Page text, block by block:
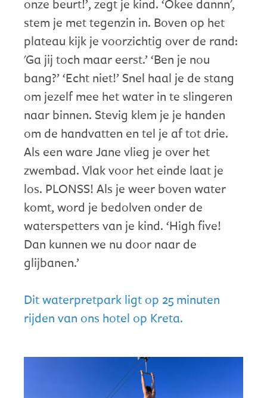
onze beurt!’, zegt je kind. ‘Okee dannn',
stem je met tegenzin in. Boven op het
plateau kijk je voorzichtig over de rand:
'Ga jij toch maar eerst.’ ‘Ben je nou
bang?’ ‘Echt niet!’ Snel haal je de stang
om jezelf mee het water in te slingeren
naar binnen. Stevig klem je je handen
om de handvatten en tel je af tot drie.
Als een ware Jane vlieg je over het
zwembad. Vlak voor het einde laat je
los. PLONSS! Als je weer boven water
komt, word je bedolven onder de
waterspetters van je kind. ‘High five!
Dan kunnen we nu door naar de
glijbanen.’
Dit waterpretpark ligt op 25 minuten
rijden van ons hotel op Kreta.